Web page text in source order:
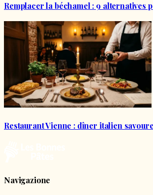
Remplacer la béchamel : 9 alternatives
Restaurant Vienne : dîner italien
Navigazione